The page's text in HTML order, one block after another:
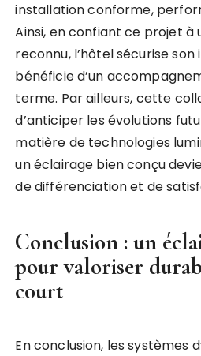
installation conforme,
Ainsi, en confiant ce projet à
reconnu, l’hôtel sécurise
bénéficie d’un
terme. Par ailleurs, cette
d’anticiper les évolutions
matière de technologies
un éclairage bien conçu
de différenciation et de
Conclusion : un
pour valoriser
court
En conclusion, les systèmes